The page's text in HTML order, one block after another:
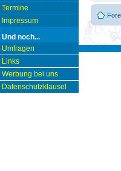
Termine
Impressum
Und noch...
Umfragen
Links
Werbung bei uns
Datenschutzklausel